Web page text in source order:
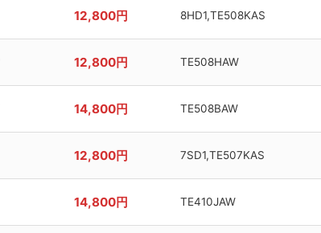
12,800円 8HD1,TE508KAS
12,800円 TE508HAW
14,800円 TE508BAW
12,800円 7SD1,TE507KAS
14,800円 TE410JAW